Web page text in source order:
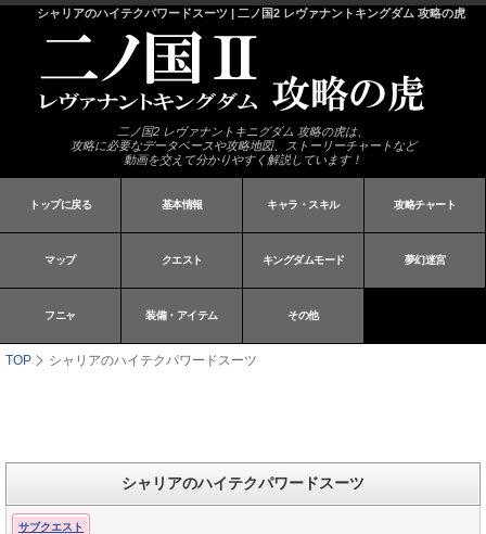
シャリアのハイテクパワードスーツ | 二ノ国2 レヴァナントキングダム 攻略の虎
二ノ国2 レヴァナントキニグダム 攻略の虎は、
攻略に必要なデータベースや攻略地図、ストーリーチャートなど
動画を交えて分かりやすく解説しています！
トップに戻る 基本情報 キャラ・スキル 攻略チャート
マップ クエスト キングダムモード 夢幻迷宮
フニャ 装備・アイテム その他
TOP シャリアのハイテクパワードスーツ
シャリアのハイテクパワードスーツ
サブクエスト